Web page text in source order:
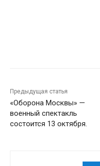
Предыдущая статья
«Оборона Москвы» —
военный спектакль
состоится 13 октября.